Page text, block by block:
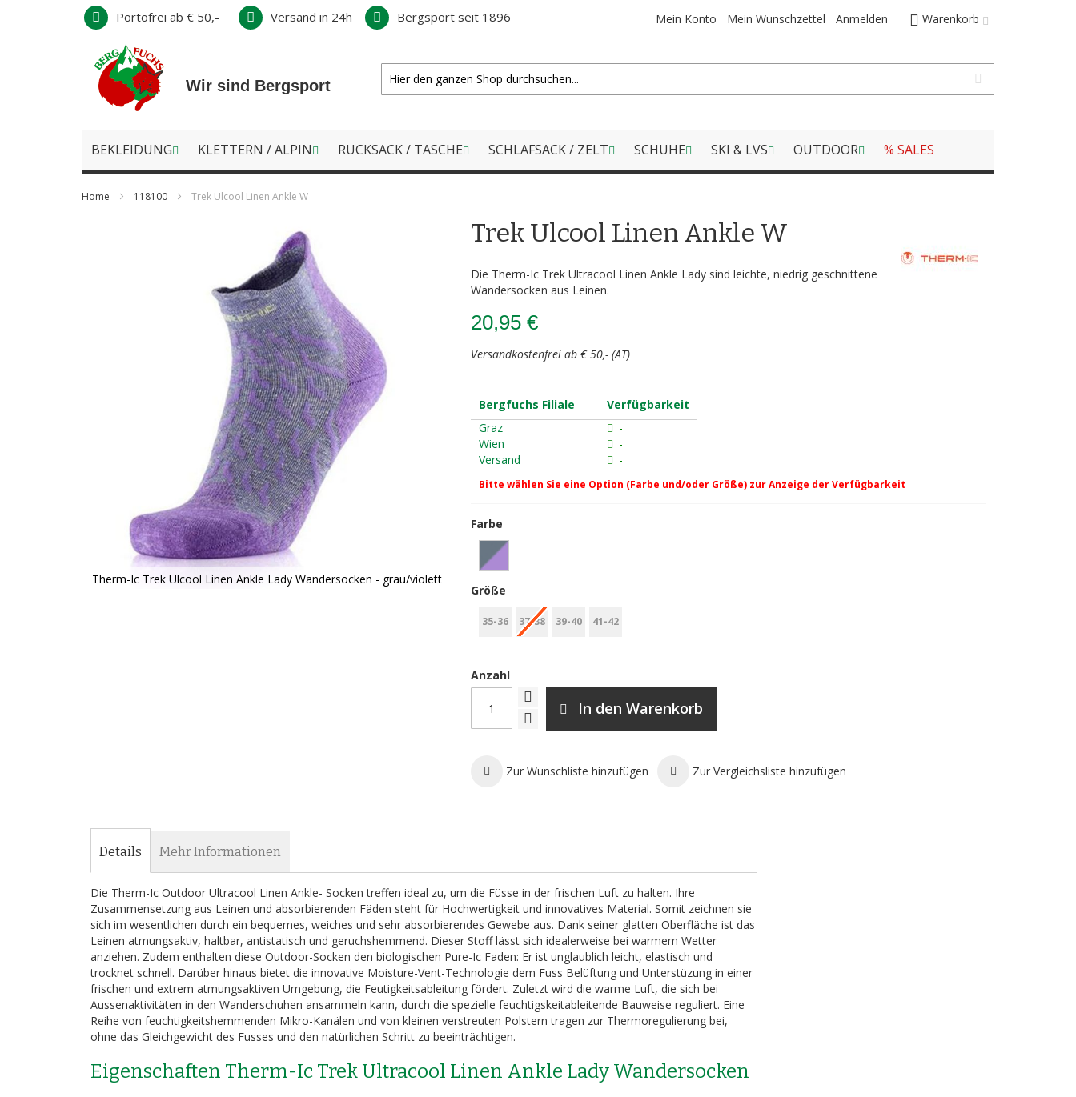
Direkt
Inhalt
Warenkorb
Mein Konto Mein Wunschzettel Anmelden
Portofrei ab € 50,- Versand in 24h Bergsport seit 1896
Wir sind Bergsport
BEKLEIDUNG KLETTERN / ALPIN RUCKSACK / TASCHE SCHLAFSACK / ZELT SCHUHE SKI & LVS OUTDOOR % SALES
Home 118100 Trek Ulcool Linen Ankle W
Therm-Ic Trek Ulcool Linen Ankle Lady Wandersocken - grau/violett
Trek Ulcool Linen Ankle W
Die Therm-Ic Trek Ultracool Linen Ankle Lady sind leichte, niedrig geschnittene
Wandersocken aus Leinen.
20,95 €
Versandkostenfrei ab € 50,- (AT)
Bergfuchs Filiale
Verfügbarkeit
Graz
-
Wien
-
Versand
-
Bitte wählen Sie eine Option (Farbe und/oder Größe) zur Anzeige der Verfügbarkeit
Farbe
Größe
35-36 37-38 39-40 41-42
Anzahl
In den Warenkorb
Zur Wunschliste hinzufügen Zur Vergleichsliste hinzufügen
Details
Die Therm-Ic Outdoor Ultracool Linen Ankle- Socken treffen ideal zu, um die Füsse in der frischen Luft zu halten. Ihre
Zusammensetzung aus Leinen und absorbierenden Fäden steht für Hochwertigkeit und innovatives Material. Somit zeichnen sie
sich im wesentlichen durch ein bequemes, weiches und sehr absorbierendes Gewebe aus. Dank seiner glatten Oberfläche ist das
Leinen atmungsaktiv, haltbar, antistatisch und geruchshemmend. Dieser Stoff lässt sich idealerweise bei warmem Wetter
anziehen. Zudem enthalten diese Outdoor-Socken den biologischen Pure-Ic Faden: Er ist unglaublich leicht, elastisch und
trocknet schnell. Darüber hinaus bietet die innovative Moisture-Vent-Technologie dem Fuss Belüftung und Unterstüzung in einer
frischen und extrem atmungsaktiven Umgebung, die Feutigkeitsableitung fördert. Zuletzt wird die warme Luft, die sich bei
Aussenaktivitäten in den Wanderschuhen ansammeln kann, durch die spezielle feuchtigskeitableitende Bauweise reguliert. Eine
Reihe von feuchtigkeitshemmenden Mikro-Kanälen und von kleinen verstreuten Polstern tragen zur Thermoregulierung bei,
ohne das Gleichgewicht des Fusses und den natürlichen Schritt zu beeinträchtigen.
Eigenschaften Therm-Ic Trek Ultracool Linen Ankle Lady Wandersocken
Mehr Informationen